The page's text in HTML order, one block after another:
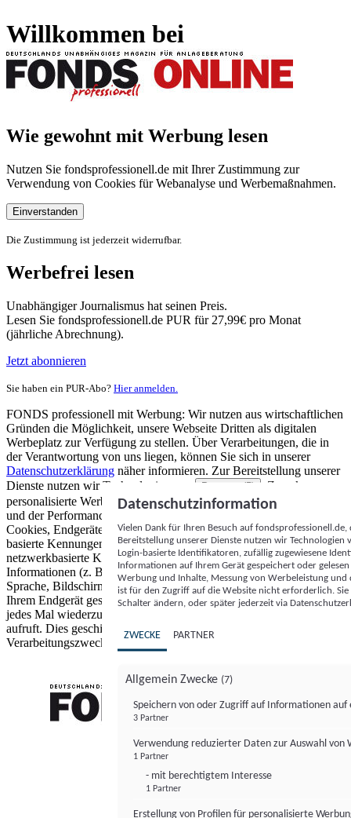
Willkommen bei
Wie gewohnt mit Werbung lesen
Nutzen Sie fondsprofessionell.de mit Ihrer Zustimmung zur
Verwendung von Cookies für Webanalyse und Werbemaßnahmen.
Einverstanden
Die Zustimmung ist jederzeit widerrufbar.
Werbefrei lesen
Unabhängiger Journalismus hat seinen Preis.
Lesen Sie fondsprofessionell.de PUR für 27,99€ pro Monat
(jährliche Abrechnung).
Jetzt abonnieren
Sie haben ein PUR-Abo? Hier anmelden.
FONDS professionell mit Werbung: Wir nutzen aus wirtschaftlichen
Gründen die Möglichkeit, unsere Webseite Dritten als digitalen
Werbeplatz zur Verfügung zu stellen. Über Verarbeitungen, die in
der Verantwortung von uns liegen, können Sie sich in unserer
Datenschutzerklärung näher informieren. Zur Bereitstellung unserer
Dienste nutzen wir Technologien von
Partnern (5)
. Zwecke:
personalisierte Werbung und Inhalte, Messung von Werbeleistung
und der Performance von Inhalten sowie Zielgruppenforschung.
Cookies, Endgeräte- oder ähnliche Online-Kennungen (z. B. login-
basierte Kennungen, zufällig generierte Kennungen,
netzwerkbasierte Kennungen) können zusammen mit anderen
Informationen (z. B. Browsertyp und Browserinformationen,
Sprache, Bildschirmgröße, unterstützte Technologien usw.) auf
Ihrem Endgerät gespeichert oder von dort ausgelesen werden, um es
jedes Mal wiederzuerkennen, wenn es eine App oder einer Webseite
aufruft. Dies geschieht für einen oder mehrere der hier aufgeführten
Verarbeitungszwecke.
Datenschutzinformation
Vielen Dank für Ihren Besuch auf
Bereitstellung unserer Dienste nutzen wir Technologien
Login-basierte Identifikatoren, zufällig zugewiesene
Informationen auf Ihrem Gerät gespeichert oder
Werbung und Inhalte, Messung von Werbeleistung
ist für den Zugriff auf die Website nicht erforderlich.
Schalter ändern, oder später jederzeit via
ZWECKE PARTNER
Allgemein Zwecke (7)
Speichern von oder Zugriff auf Informationen auf
3 Partner
Verwendung reduzierter Daten zur Auswahl von
1 Partner
- mit berechtigtem Interesse
1 Partner
Erstellung von Profilen für personalisierte
FONDS professionell